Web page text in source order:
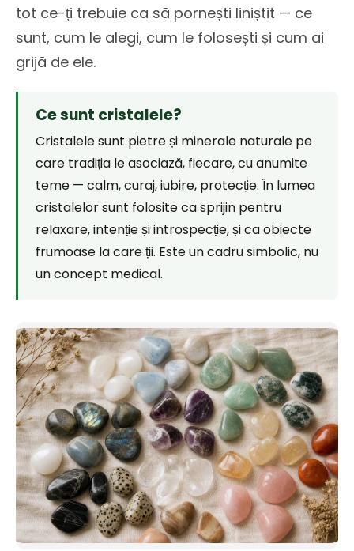
tot ce-ți trebuie ca să pornești liniștit — ce
sunt, cum le alegi, cum le folosești și cum ai
grijă de ele.
Ce sunt cristalele?
Cristalele sunt pietre și minerale naturale pe
care tradiția le asociază, fiecare, cu anumite
teme — calm, curaj, iubire, protecție. În lumea
cristalelor sunt folosite ca sprijin pentru
relaxare, intenție și introspecție, și ca obiecte
frumoase la care ții. Este un cadru simbolic, nu
un concept medical.